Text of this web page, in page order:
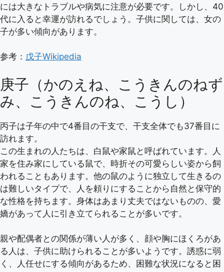
には大きなトラブルや病気に注意が必要です。しかし、40
代に入ると幸運が訪れるでしょう。子供に関しては、女の
子が多い傾向があります。
参考： 戊子Wikipedia
庚子（かのえね、こうきんのねず
み、こうきんのね、こうし）
丙子は子年の中で4番目の干支で、干支全体でも37番目に
訪れます。
この生まれの人たちは、白鼠や家鼠と呼ばれています。人
家を住み家にしている鼠で、時折その可愛らしい姿から飼
われることもあります。他の鼠のように独立して生きるの
は難しいタイプで、人を頼りにすることから自然と保守的
な性格を持ちます。身体はあまり丈夫ではないものの、愛
嬌があって人に引き立てられることが多いです。
親や配偶者との関係が薄い人が多く、顔や胸にほくろがあ
る人は、子供に助けられることが多いようです。誘惑に弱
く、人任せにする傾向があるため、困難な状況になると困